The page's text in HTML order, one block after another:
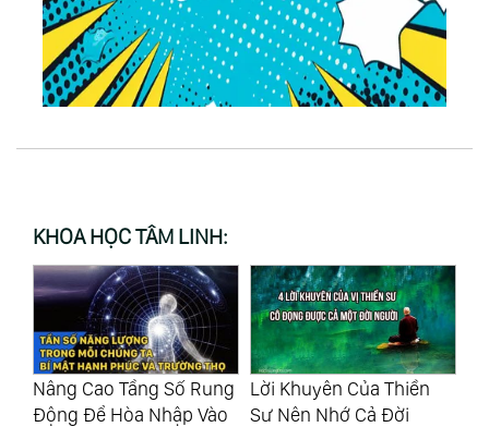
KHOA HỌC TÂM LINH:
Lời Khuyên Của Thiền
Sư Nên Nhớ Cả Đời
Hiểu Và Thanh Tẩy Cân
Bằng Các Luân Xa Bằng